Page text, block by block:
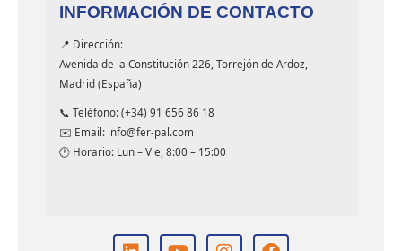
INFORMACIÓN DE CONTACTO
📍 Dirección:
Avenida de la Constitución 226, Torrejón de Ardoz,
Madrid (España)
📞 Teléfono: (+34) 91 656 86 18
✉️ Email: info@fer-pal.com
🕐 Horario: Lun – Vie, 8:00 – 15:00